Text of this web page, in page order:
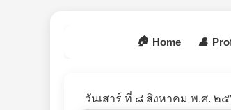
🏠 Home 👤
วันเสาร์ ที่ ๘ สิงหาคม พ.ศ. ๒